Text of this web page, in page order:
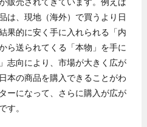
は、現地（海外）で買うより日
果的に安く手に入れられる「内
ら送られてくる「本物」を手に
志向により、市場が大きく広が
本の商品を購入できることがわ
ーになって、さらに購入が広が
す。